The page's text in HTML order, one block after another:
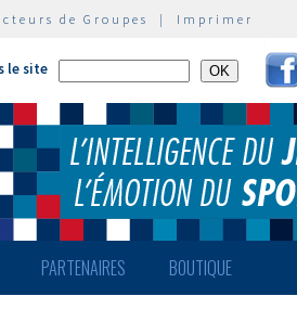
de Groupes | Imprimer
le site
PARTENAIRES BOUTIQUE